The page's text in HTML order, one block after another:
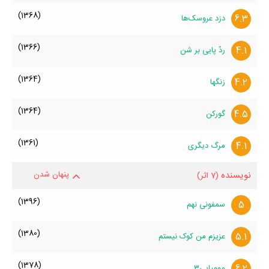
6.3 دزد عروسک‌ها (1368)
4.1 ردّ پایی بر شن (1366)
4.2 زنگها (1364)
4.5 گورکن (1364)
4.1 مرگ دیگری (1361)
نویسنده (7 اثر) پنهان شدن
5 سمفونی نهم (1396)
5.1 عزیزم من کوک نیستم (1380)
(1378)